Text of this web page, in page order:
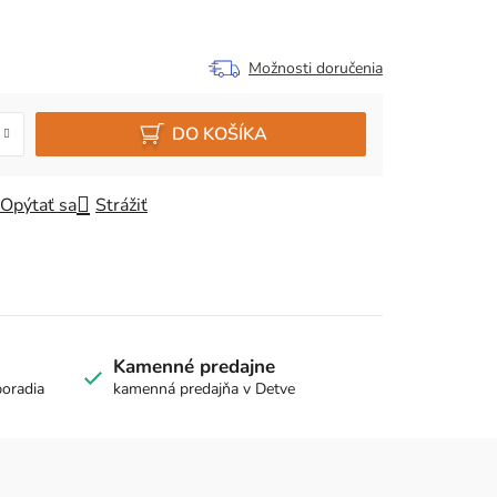
Možnosti doručenia
DO KOŠÍKA
Opýtať sa Strážiť
Kamenné predajne
kamenná predajňa v Detve